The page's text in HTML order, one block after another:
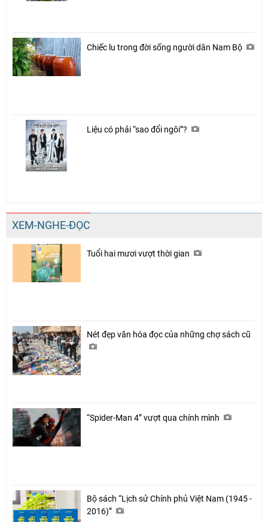
Chiếc lu trong đời sống người dân Nam Bộ
Liệu có phải “sao đổi ngôi”?
XEM-NGHE-ĐỌC
Tuổi hai mươi vượt thời gian
Nét đẹp văn hóa đọc của những chợ sách cũ
“Spider-Man 4” vượt qua chính mình
Bộ sách “Lịch sử Chính phủ Việt Nam (1945 -
2016)”